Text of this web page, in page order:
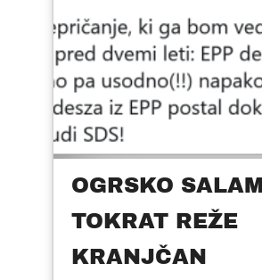
OGRSKO
TOKRAT REŽE
KRANJČAN